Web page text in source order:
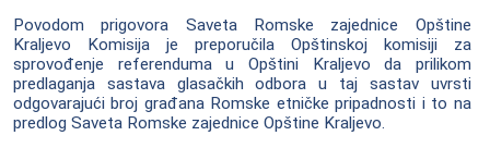
Povodom prigovora Saveta Romske zajednice Opštine
Kraljevo Komisija je preporučila Opštinskoj komisiji za
sprovođenje referenduma u Opštini Kraljevo da prilikom
predlaganja sastava glasačkih odbora u taj sastav uvrsti
odgovarajući broj građana Romske etničke pripadnosti i to na
predlog Saveta Romske zajednice Opštine Kraljevo.